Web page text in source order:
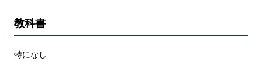
教科書
特になし